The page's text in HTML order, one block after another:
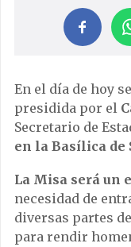
En el día de hoy
presidida por el
Secretario de
en la Basílica de
La Misa será un
necesidad de
diversas partes
para rendir